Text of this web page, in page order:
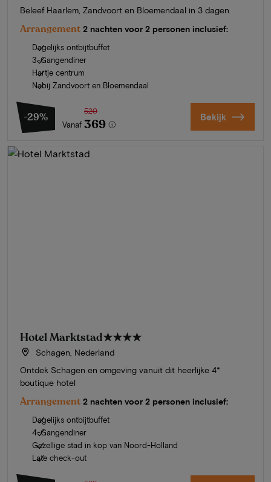
Beleef Haarlem, Zandvoort en Bloemendaal in 3 dagen
Arrangement 2 nachten voor 2 personen inclusief:
Dagelijks ontbijtbuffet
3-Gangendiner
Hartje centrum
Nabij Zandvoort en Bloemendaal
-29%
Vanaf
520
369 Bekijk
Hotel Marktstad★★★★
Schagen, Nederland
Ontdek Schagen en omgeving vanuit dit heerlijke 4*
boutique hotel
Arrangement 2 nachten voor 2 personen inclusief:
Dagelijks ontbijtbuffet
4-Gangendiner
Gezellige stad in kop van Noord-Holland
Late check-out